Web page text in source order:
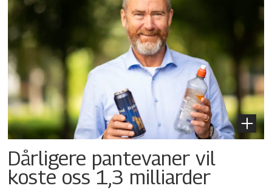
Dårligere pantevaner vil
koste oss 1,3 milliarder